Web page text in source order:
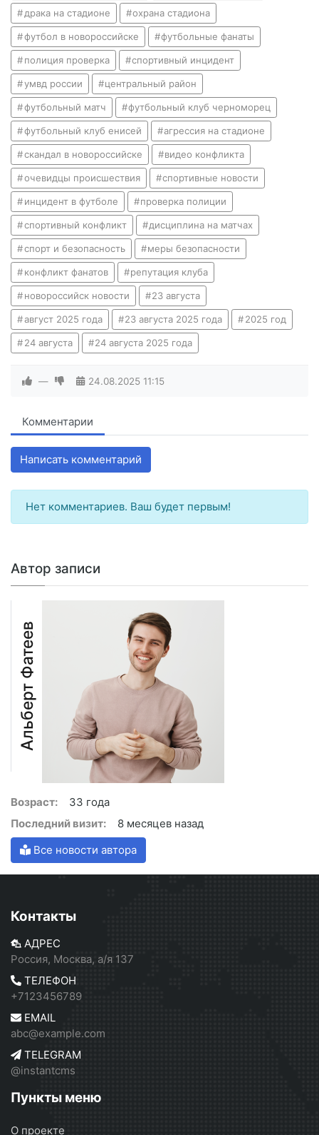
драка на стадионе охрана стадиона
футбол в новороссийске футбольные фанаты
полиция проверка спортивный инцидент
умвд россии центральный район
футбольный матч футбольный клуб черноморец
футбольный клуб енисей агрессия на стадионе
скандал в новороссийске видео конфликта
очевидцы происшествия спортивные новости
инцидент в футболе проверка полиции
спортивный конфликт дисциплина на матчах
спорт и безопасность меры безопасности
конфликт фанатов репутация клуба
новороссийск новости 23 августа
август 2025 года 23 августа 2025 года 2025 год
24 августа 24 августа 2025 года
— 24.08.2025 11:15
Комментарии
Написать комментарий
Нет комментариев. Ваш будет первым!
Автор записи
Альберт Фатеев
Возраст:
33 года
Последний визит:
8 месяцев назад
Все новости автора
Контакты
АДРЕС
Россия, Москва, а/я 137
ТЕЛЕФОН
+7123456789
EMAIL
abc@example.com
TELEGRAM
@instantcms
Пункты меню
О проекте